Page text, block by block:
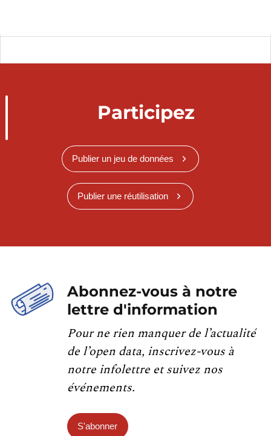
Participez
Publier un jeu de données
Publier une réutilisation
Abonnez-vous à notre
lettre d'information
Pour ne rien manquer de l’actualité
de l’open data, inscrivez-vous à
notre infolettre et suivez nos
événements.
S'abonner